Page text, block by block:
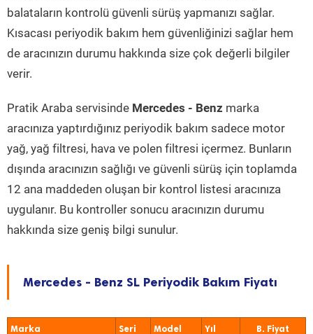
balataların kontrolü güvenli sürüş yapmanızı sağlar.
Kısacası periyodik bakım hem güvenliğinizi sağlar hem
de aracınızın durumu hakkında size çok değerli bilgiler
verir.
Pratik Araba servisinde Mercedes - Benz marka
aracınıza yaptırdığınız periyodik bakım sadece motor
yağ, yağ filtresi, hava ve polen filtresi içermez. Bunların
dışında aracınızın sağlığı ve güvenli sürüş için toplamda
12 ana maddeden oluşan bir kontrol listesi aracınıza
uygulanır. Bu kontroller sonucu aracınızın durumu
hakkında size geniş bilgi sunulur.
Mercedes - Benz SL Periyodik Bakım Fiyatı
Marka Seri Model Yıl